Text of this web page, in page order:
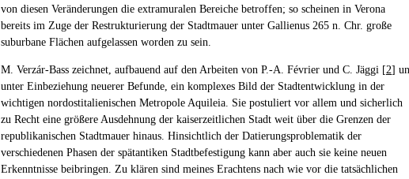
von diesen Veränderungen die extramuralen Bereiche betroffen; so scheinen in Verona
bereits im Zuge der Restrukturierung der Stadtmauer unter Gallienus 265 n. Chr. große
suburbane Flächen aufgelassen worden zu sein.
M. Verzár-Bass zeichnet, aufbauend auf den Arbeiten von P.-A. Février und C. Jäggi [2]
unter Einbeziehung neuerer Befunde, ein komplexes Bild der Stadtentwicklung in der
wichtigen nordostitalienischen Metropole Aquileia. Sie postuliert vor allem und sicherlich
zu Recht eine größere Ausdehnung der kaiserzeitlichen Stadt weit über die Grenzen der
republikanischen Stadtmauer hinaus. Hinsichtlich der Datierungsproblematik der
verschiedenen Phasen der spätantiken Stadtbefestigung kann aber auch sie keine neuen
Erkenntnisse beibringen. Zu klären sind meines Erachtens nach wie vor die tatsächlichen